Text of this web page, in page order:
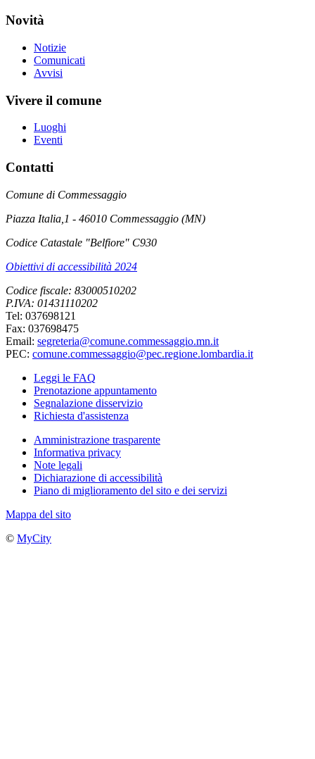
Novità
Notizie
Comunicati
Avvisi
Vivere il comune
Luoghi
Eventi
Contatti
Comune di Commessaggio
Piazza Italia,1 - 46010 Commessaggio (MN)
Codice Catastale "Belfiore" C930
Obiettivi di accessibilità 2024
Codice fiscale: 83000510202
P.IVA: 01431110202
Tel: 037698121
Fax: 037698475
Email: segreteria@comune.commessaggio.mn.it
PEC: comune.commessaggio@pec.regione.lombardia.it
Leggi le FAQ
Prenotazione appuntamento
Segnalazione disservizio
Richiesta d'assistenza
Amministrazione trasparente
Informativa privacy
Note legali
Dichiarazione di accessibilità
Piano di miglioramento del sito e dei servizi
Mappa del sito
© MyCity